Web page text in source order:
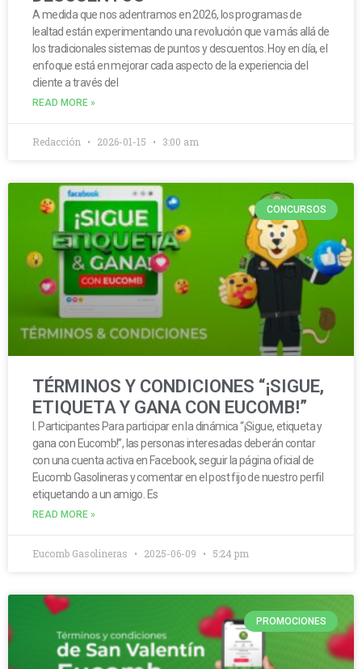
A medida que nos adentramos en 2026, los programas de
lealtad están experimentando una revolución que va más allá de
los tradicionales sistemas de puntos y descuentos. Hoy en día, el
enfoque está en mejorar cada aspecto de la experiencia del
cliente a través del
READ MORE »
Redacción 2026-01-15 3:00 am
CONCURSOS
TÉRMINOS Y CONDICIONES “¡SIGUE,
ETIQUETA Y GANA CON EUCOMB!”
I. Participantes Para participar en la dinámica “¡Sigue, etiqueta y
gana con Eucomb!”, las personas interesadas deberán contar
con una cuenta activa en Facebook, seguir la página oficial de
Eucomb Gasolineras y comentar en el post fijo de nuestro perfil
etiquetando a un amigo. Es
READ MORE »
Eucomb Gasolineras 2025-06-09 5:24 pm
PROMOCIONES